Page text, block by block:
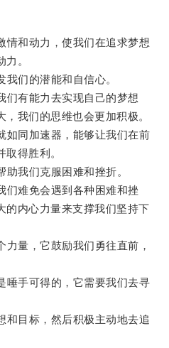
和动力，使我们在追求梦想
。
们的潜能和自信心。
有能力去实现自己的梦想
我们的思维也会更加积极。
同加速器，能够让我们在前
得胜利。
我们克服困难和挫折。
难免会遇到各种困难和挫
的内心力量来支撑我们坚持下
量，它鼓励我们勇往直前，
手可得的，它需要我们去寻
目标，然后积极主动地去追